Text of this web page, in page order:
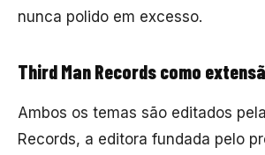
nunca polido em excesso.
Third Man Records como
Ambos os temas são editados pela
Records, a editora fundada pelo